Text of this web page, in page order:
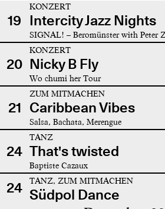
19
KONZERT
Intercity Jazz Nights
SIGNAL! – Beromünster with Peter
20
KONZERT
Nicky B Fly
Wo chumi her Tour
21
ZUM MITMACHEN
Caribbean Vibes
Salsa, Bachata, Merengue
24
TANZ
That's twisted
Baptiste Cazaux
24 TANZ, ZUM MITMACHEN
Südpol Dance